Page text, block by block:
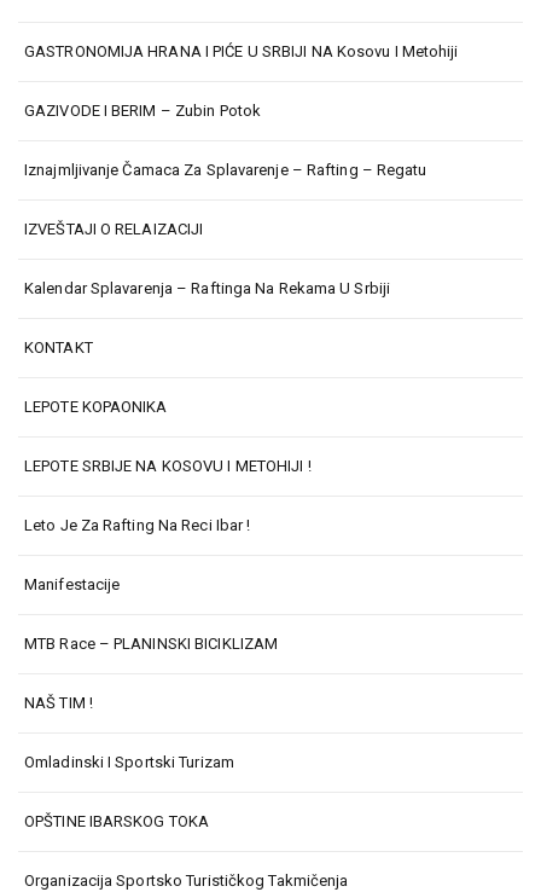
GASTRONOMIJA HRANA I PIĆE U SRBIJI NA Kosovu I Metohiji
GAZIVODE I BERIM – Zubin Potok
Iznajmljivanje Čamaca Za Splavarenje – Rafting – Regatu
IZVEŠTAJI O RELAIZACIJI
Kalendar Splavarenja – Raftinga Na Rekama U Srbiji
KONTAKT
LEPOTE KOPAONIKA
LEPOTE SRBIJE NA KOSOVU I METOHIJI !
Leto Je Za Rafting Na Reci Ibar !
Manifestacije
MTB Race – PLANINSKI BICIKLIZAM
NAŠ TIM !
Omladinski I Sportski Turizam
OPŠTINE IBARSKOG TOKA
Organizacija Sportsko Turističkog Takmičenja